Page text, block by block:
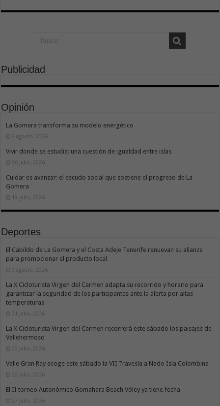
Publicidad
Opinión
La Gomera transforma su modelo energético
2 agosto, 2026
Vivir donde se estudia: una cuestión de igualdad entre islas
26 julio, 2026
Cuidar es avanzar: el escudo social que sostiene el progreso de La
Gomera
19 julio, 2026
Deportes
El Cabildo de La Gomera y el Costa Adeje Tenerife renuevan su alianza
para promocionar el producto local
3 agosto, 2026
La X Cicloturista Virgen del Carmen adapta su recorrido y horario para
garantizar la seguridad de los participantes ante la alerta por altas
temperaturas
31 julio, 2026
La X Cicloturista Virgen del Carmen recorrerá este sábado los paisajes de
Vallehermoso
30 julio, 2026
Valle Gran Rey acoge este sábado la VII Travesía a Nado Isla Colombina
30 julio, 2026
El II torneo Autonómico Gomahara Beach Vóley ya tiene fecha
27 julio, 2026